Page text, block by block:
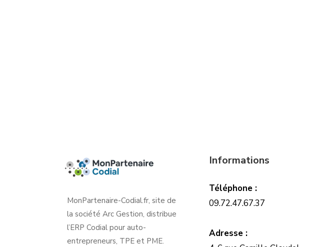
MonPartenaire-Codial.fr, site de
la société Arc Gestion, distribue
l’ERP Codial pour auto-
entrepreneurs, TPE et PME.
Informations
Téléphone :
09.72.47.67.37
Adresse :